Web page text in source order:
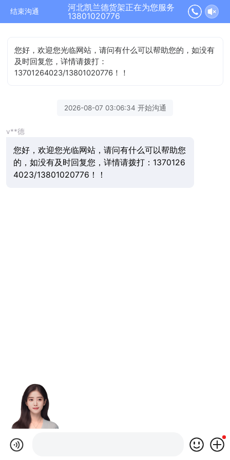
结束沟通
河北凯兰德货架正在为您服务
13801020776
您好，欢迎您光临网站，请问有什么可以帮助您的，如没有
及时回复您，详情请拨打：
13701264023/13801020776！！
2026-08-07 03:06:34 开始沟通
v**德
您好，欢迎您光临网站，请问有什么可以帮助您
的，如没有及时回复您，详情请拨打：1370126
4023/13801020776！！